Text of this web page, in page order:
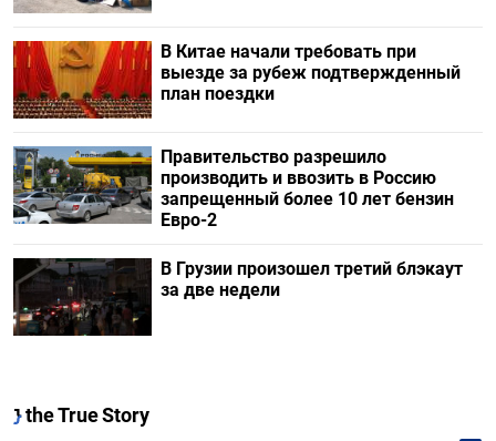
В Китае начали требовать при
выезде за рубеж подтвержденный
план поездки
Правительство разрешило
производить и ввозить в Россию
запрещенный более 10 лет бензин
Евро-2
В Грузии произошел третий блэкаут
за две недели